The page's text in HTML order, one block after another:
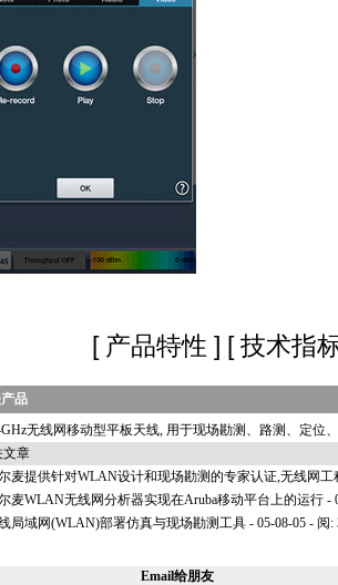
[ 产品特性 ] [技术指
品
无线网移动型平板天线, 用于现场勘测、路测、定位
文章
麦提供针对WLAN设计和现场勘测的专家认证,无线网工
麦WLAN无线网分析器实现在Aruba移动平台上的运行 -
局域网(WLAN)部署仿真与现场勘测工具 - 05-08-05 - 阅:
Email给朋友